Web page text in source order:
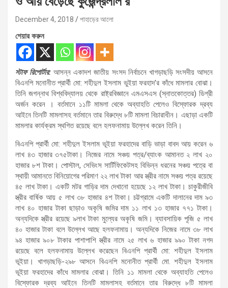
December 4, 2018 পাহাড়ের আলো
শেয়ার করুন
স্টাফ রিপোর্টার: আসন্ন একাদশ জাতীয় সংসদ নির্বাচনে খাগড়াছড়ি সংসদীয় আসনে
বিএনপি মনোনীত প্রার্থী মো: শহীদুল ইসলাম ভুইয়া ফরহাদ’র কাঁধে মামলার বোঝা।
তিনি জগন্নাথ বিশ্ববিদ্যালয় থেকে রাষ্ট্রবিজ্ঞানে এমএসএস (স্নাতকোত্তর) ডিগ্রী
অর্জন করেন । বর্তমানে ১১টি মামলা থেকে অব্যাহতি পেলেও বিস্ফোরক দ্রব্য
আইনে তিনটি মামলাসহ বর্তমানে তার বিরুদ্ধে ৮টি মামলা বিচারাধীন। এছাড়া একটি
মামলার কার্যক্রম স্থগিত রয়েছে বলে হলফনামায় উল্লেখ করেন তিনি।
বিএনপি প্রার্থী মো: শহীদুল ইসলাম ভূইয়া ফরহাদের বাড়ি ভাড়া বাবদ আয় করেন ৬
লাখ ৪৩ হাজার ৩৭৫টাকা। নিজের নামে সঞ্চয় পত্র/ব্যাংক আমানত ২ লাখ ২০
হাজার ৮শ টাকা। পোস্টাল, সেভিংস সার্টিফিকেটসহ বিভিন্ন ধরনের সঞ্চয় পত্রে বা
স্থায়ী আমানতে বিনিয়োগের পরিমাণ ২২ লাখ টাকা আর স্ত্রীর নামে সঞ্চয় পত্র রয়েছে
৪৫ লাখ টাকা। একটি মটর গাড়ির দাম দেখানো হয়েছে ১২ লাখ টাকা। চাকুরীজীবি
স্ত্রীর বার্ষিক আয় ৫ লাখ ৩৮ হাজার ৪শ টাকা। চট্টগ্রামে একটি দালানের দাম ৯৩
লাখ ৪০ হাজার টাকা ছাড়াও অকৃষি জমির দাম ১১ লাখ ১৩ হাজার ৭৭১ টাকা।
অন্যদিকে স্ত্রীর রয়েছে ৯লাখ টাকা মুল্যের অকৃষি জমি। ব্যাবসায়িক পূজি ৫ লাখ
৪০ হাজার টাকা বলে উল্লেখ আছে হলফনামায়। অন্যদিকে নিজের নামে ৩৮ লাখ
৯৪ হাজার ৯০৮ টাকার পাশাপাশি স্ত্রীর নামে ২৫ লাখ ৬ হাজার ৯৯০ টাকা নগদ
রয়েছে বলে হলফনামায় উল্লেখ করেছেন বিএনপি প্রার্থী মো: শহীদুল ইসলাম
ভূইয়া। খাগড়াছড়ি-২৯৮ আসনে বিএনপি মনোনীত প্রার্থী মো. শহীদুল ইসলাম
ভূইয়া ফরহাদের কাঁধে মামলার বোঝা। তিনি ১১ মামলা থেকে অব্যাহতি পেলেও
বিস্ফোরক দ্রব্য আইনে তিনটি মামলাসহ বর্তমানে তার বিরুদ্ধে ৮টি মামলা